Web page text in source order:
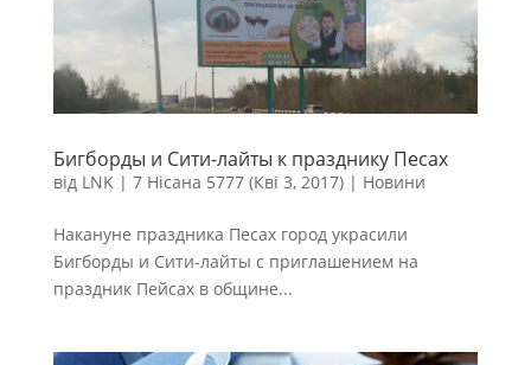
Бигборды и Сити-лайты к празднику Песах
від LNK | 7 Нісана 5777 (Кві 3, 2017)| Новини
Накануне праздника Песах город украсили
Бигборды и Сити-лайты с приглашением на
праздник Пейсах в общине...